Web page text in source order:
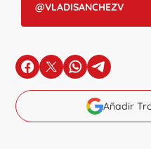
@VLADISANCHEZV
en Facebook
en Xen Whatsapp
en
Añadir